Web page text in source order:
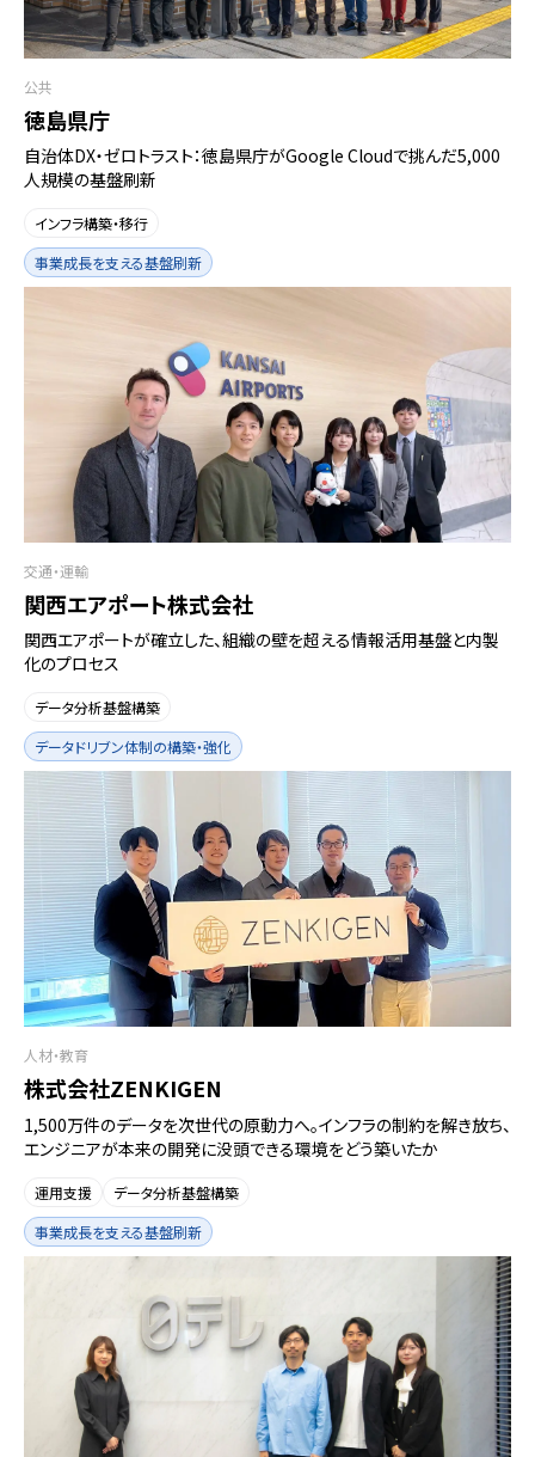
公共
徳島県庁
自治体DX・ゼロトラスト：徳島県庁がGoogle Cloudで挑んだ5,000
人規模の基盤刷新
インフラ構築・移行
事業成長を支える基盤刷新
交通・運輸
関西エアポート株式会社
関西エアポートが確立した、組織の壁を超える情報活用基盤と内製
化のプロセス
データ分析基盤構築
データドリブン体制の構築・強化
人材・教育
株式会社ZENKIGEN
1,500万件のデータを次世代の原動力へ。インフラの制約を解き放ち、
エンジニアが本来の開発に没頭できる環境をどう築いたか
運用支援
データ分析基盤構築
事業成長を支える基盤刷新